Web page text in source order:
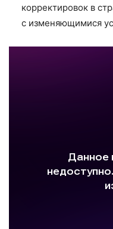
корректировок в
с изменяющимися